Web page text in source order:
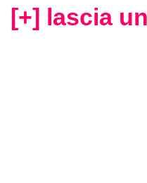
[+] lascia